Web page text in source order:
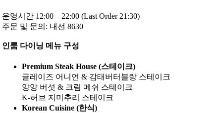
운영시간 12:00 – 22:00 (Last Order 21:30)
주문 및 문의: 내선 8630
인룸 다이닝 메뉴 구성
Premium Steak House (스테이크)
글레이즈 어니언 & 감태버터블랑 스테이크
양양 버섯 & 크림 메쉬 스테이크
K-허브 지미추리 스테이크
Korean Cuisine (한식)